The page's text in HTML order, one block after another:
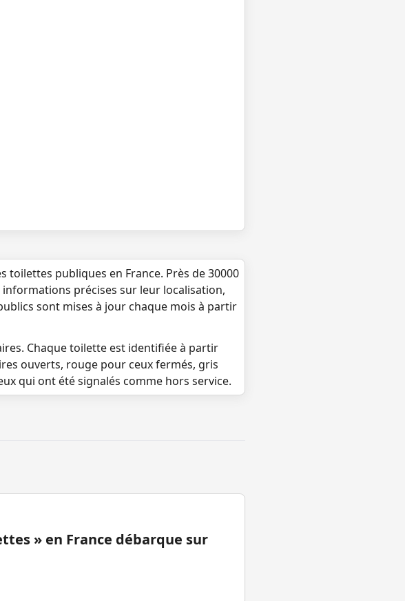
publiques en France. Près de 30000
précises sur leur localisation,
sont mises à jour chaque mois à partir
Chaque toilette est identifiée à partir
ouverts, rouge pour ceux fermés, gris
qui ont été signalés comme hors service.
» en France débarque sur